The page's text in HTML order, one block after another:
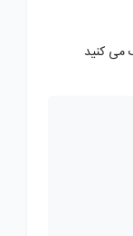
می کنید